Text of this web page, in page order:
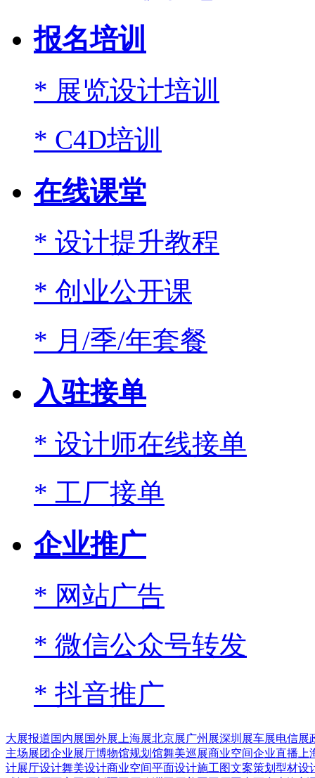
报名培训
* 展览设计培训
* C4D培训
在线课堂
* 设计提升教程
* 创业公开课
* 月/季/年套餐
入驻接单
* 设计师在线接单
* 工厂接单
企业推广
* 网站广告
* 微信公众号转发
* 抖音推广
大展报道国内展国外展 上海展北京展广州展深圳展车展电信展
主场展团企业展厅博物馆规划馆舞美巡展商业空间企业直播 上
计展厅设计舞美设计商业空间平面设计施工图文案策划 型材设